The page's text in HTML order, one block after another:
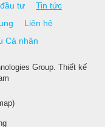
tư
Tin tức
Liên hệ
Cá nhân
Group. Thiết kế